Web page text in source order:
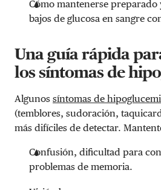
Cómo mantenerse preparado
bajos de glucosa en sangre
Una guía rápida
los síntomas de
Algunos síntomas de
(temblores, sudoración,
más difíciles de detectar.
Confusión, dificultad para
problemas de memoria.